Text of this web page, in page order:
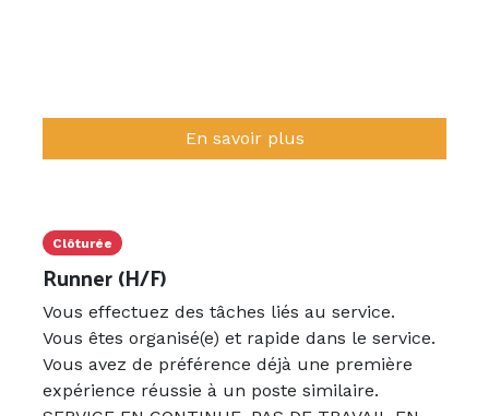
En savoir plus
Clôturée
Runner (H/F)
Vous effectuez des tâches liés au service.
Vous êtes organisé(e) et rapide dans le service.
Vous avez de préférence déjà une première
expérience réussie à un poste similaire.